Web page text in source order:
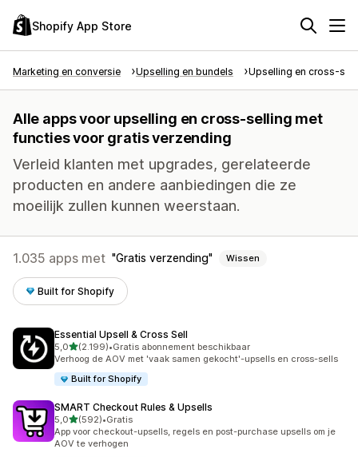
Shopify App Store
Marketing en conversie Upselling en bundels Upselling en cross-
Alle apps voor upselling en cross-selling met
functies voor gratis verzending
Verleid klanten met upgrades, gerelateerde
producten en andere aanbiedingen die ze
moeilijk zullen kunnen weerstaan.
1.035 apps met Gratis verzending Wissen
Built for Shopify
Essential Upsell & Cross Sell
5,0van 5 sterren
(2.199)
2199 recensies in totaal
•Gratis abonnement beschikbaar
Verhoog de AOV met 'vaak samen gekocht'-upsells en cross-sells
Built for Shopify
SMART Checkout Rules & Upsells
5,0van 5 sterren
(592)
592 recensies in totaal
•Gratis
App voor checkout-upsells, regels en post-purchase upsells om je
AOV te verhogen